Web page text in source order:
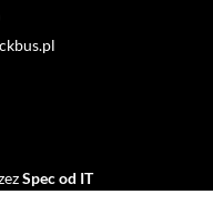
Spec od IT